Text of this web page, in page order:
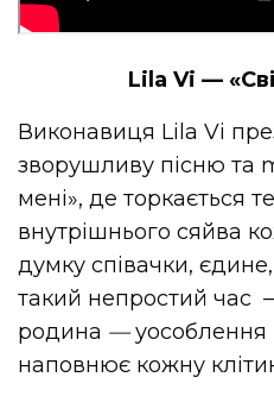
Lila Vi —
Виконавиця Lila Vi
зворушливу пісню та
мені», де торкається
внутрішнього сяйва
думку співачки,
такий непростий час
родина —уособлення
наповнює кожну